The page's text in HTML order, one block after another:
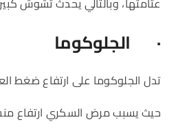
· الجلوكوما
تدل الجلوكوما على ارتفاع ضغط
حيث يسبب مرض السكري ارتفاع